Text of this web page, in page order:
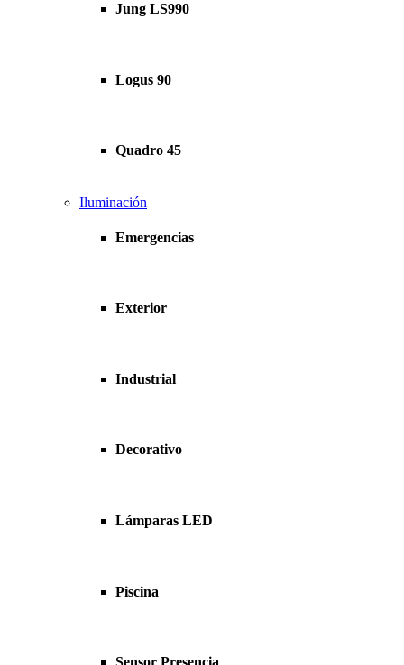
Jung LS990
Logus 90
Quadro 45
Iluminación
Emergencias
Exterior
Industrial
Decorativo
Lámparas LED
Piscina
Sensor Presencia